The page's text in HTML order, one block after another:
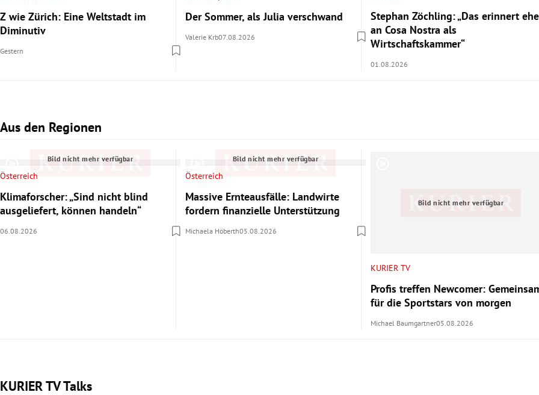
Z wie Zürich: Eine Weltstadt im
Diminutiv
Gestern
Der Sommer, als Julia verschwand
Valerie Krb07.08.2026
Stephan Zöchling: „Das erinnert
an Cosa Nostra als
Wirtschaftskammer“
01.08.2026
Aus den Regionen
Slide 1 von 3
Bild nicht mehr verfügbar
Österreich
Klimaforscher: „Sind nicht blind
ausgeliefert, können handeln“
06.08.2026
Bild nicht mehr verfügbar
Österreich
Massive Ernteausfälle: Landwirte
fordern finanzielle Unterstützung
Michaela Höberth05.08.2026
Bild nicht mehr verfügbar
KURIER TV
Profis treffen Newcomer:
für die Sportstars von morgen
Michael Baumgartner05.08.2026
KURIER TV Talks
Slide 1 von 2